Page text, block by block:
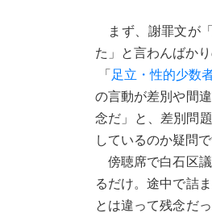
まず、謝罪文が
た」と言わんばか
「 足立・性的少数
の言動が差別や間
念だ」と、差別問
しているのか疑問
傍聴席で白石区議
るだけ。途中で詰
とは違って残念だ